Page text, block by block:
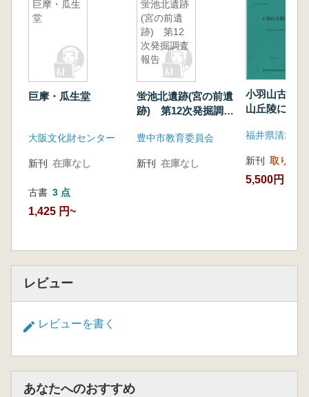
巨摩・瓜生
堂
巨摩・瓜生堂
大阪文化財センター
新刊 在庫なし
古書 3 点
1,425 円~
蛍池北遺跡
(宮の前遺
跡) 第12
次発掘調査
報告
蛍池北遺跡(宮の前遺
跡) 第12次発掘調査
豊中市教育委員会
新刊 在庫なし
小羽山古墳
山丘陵にお
新刊 取り寄せ
5,500円
レビュー
レビューを書く
あなたへのおすすめ